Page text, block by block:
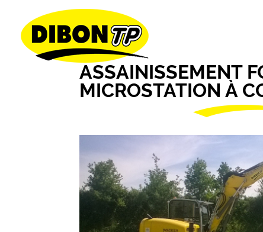
(SARL)
ASSAINISSEMENT
MICROSTATION À